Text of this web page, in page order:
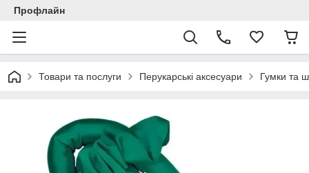
Профлайн
Товари та послуги Перукарські аксесуари Гумки та